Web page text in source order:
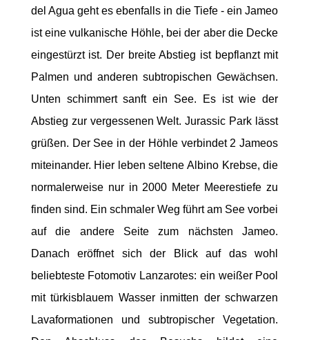
del Agua geht es ebenfalls in die Tiefe - ein Jameo
ist eine vulkanische Höhle, bei der aber die Decke
eingestürzt ist. Der breite Abstieg ist bepflanzt mit
Palmen und anderen subtropischen Gewächsen.
Unten schimmert sanft ein See. Es ist wie der
Abstieg zur vergessenen Welt. Jurassic Park lässt
grüßen. Der See in der Höhle verbindet 2 Jameos
miteinander. Hier leben seltene Albino Krebse, die
normalerweise nur in 2000 Meter Meerestiefe zu
finden sind. Ein schmaler Weg führt am See vorbei
auf die andere Seite zum nächsten Jameo.
Danach eröffnet sich der Blick auf das wohl
beliebteste Fotomotiv Lanzarotes: ein weißer Pool
mit türkisblauem Wasser inmitten der schwarzen
Lavaformationen und subtropischer Vegetation.